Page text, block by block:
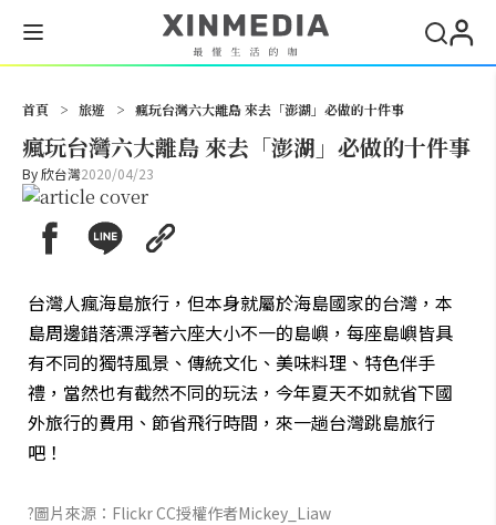
首頁 > 旅遊 > 瘋玩台灣六大離島 來去「澎湖」必做的十件事
瘋玩台灣六大離島 來去「澎湖」必做的十件事
By欣台灣2020/04/23
台灣人瘋海島旅行，但本身就屬於海島國家的台灣，本
島周邊錯落漂浮著六座大小不一的島嶼，每座島嶼皆具
有不同的獨特風景、傳統文化、美味料理、特色伴手
禮，當然也有截然不同的玩法，今年夏天不如就省下國
外旅行的費用、節省飛行時間，來一趟台灣跳島旅行
吧！
?圖片來源：Flickr CC授權作者Mickey_Liaw